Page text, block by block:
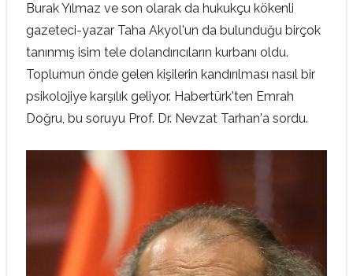
Burak Yılmaz ve son olarak da hukukçu kökenli
gazeteci-yazar Taha Akyol'un da bulunduğu birçok
tanınmış isim tele dolandırıcıların kurbanı oldu.
Toplumun önde gelen kişilerin kandırılması nasıl bir
psikolojiye karşılık geliyor. Habertürk'ten Emrah
Doğru, bu soruyu Prof. Dr. Nevzat Tarhan'a sordu.